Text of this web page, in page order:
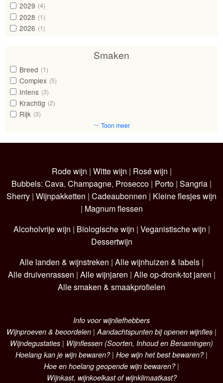
2029 (4)
2028 (1)
2026 (1)
Smaken
Breed (1)
Complex (5)
Intens (3)
Krachtig (2)
Rijk (3)
﹀ Toon meer
Rode wijn | Witte wijn | Rosé wijn |
Bubbels: Cava, Champagne, Prosecco | Porto | Sangria |
Sherry | Wijnpakketten | Cadeaubonnen | Kleine flesjes wijn
| Magnum flessen
Alcoholvrije wijn | Biologische wijn | Veganistische wijn |
Dessertwijn
Alle landen & wijnstreken | Alle wijnhuizen & labels |
Alle druivenrassen | Alle wijnjaren | Alle op-dronk-tot jaren |
Alle smaken & smaakprofielen
Info voor wijnliefhebbers
Wijnproeven & beoordelen |Aandachtspunten bij openen wijnfles |
Wijndegustaties | Wijnflessen (Soorten, Inhoud en Benamingen)
Hoelang kan je wijn bewaren?| Hoe wijn het best bewaren?|
Hoe en hoelang geopende wijn bewaren?|
Wijnkast, wijnkoelkast of wijnklimaatkast?